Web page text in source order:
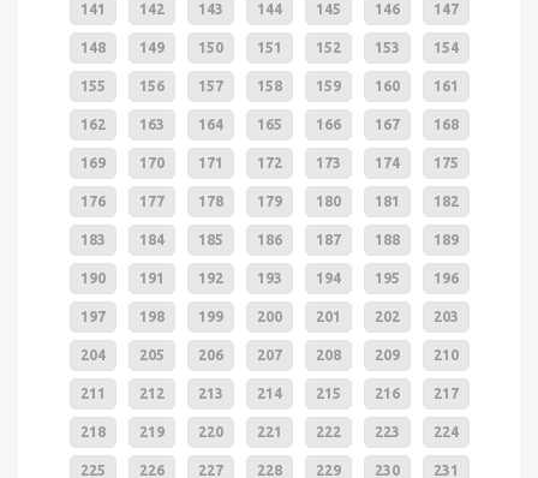
141 142 143 144 145 146 147
148 149 150 151 152 153 154
155 156 157 158 159 160 161
162 163 164 165 166 167 168
169 170 171 172 173 174 175
176 177 178 179 180 181 182
183 184 185 186 187 188 189
190 191 192 193 194 195 196
197 198 199 200 201 202 203
204 205 206 207 208 209 210
211 212 213 214 215 216 217
218 219 220 221 222 223 224
225 226 227 228 229 230 231